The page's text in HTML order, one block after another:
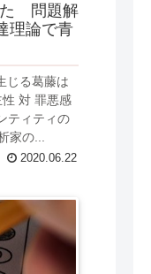
た 問題解
理論で青
じる葛藤は
対 罪悪感
ティティの
家の...
2020.06.22